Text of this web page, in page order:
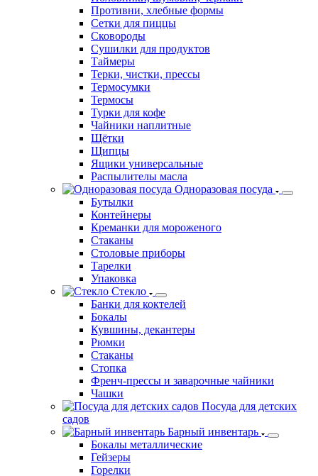
Противни, хлебные формы
Сетки для пиццы
Сковороды
Сушилки для продуктов
Таймеры
Терки, чистки, прессы
Термосумки
Термосы
Турки для кофе
Чайники наплитные
Щётки
Щипцы
Ящики универсальные
Распылителы масла
Одноразовая посуда
Бутылки
Контейнеры
Креманки для мороженого
Стаканы
Столовые приборы
Тарелки
Упаковка
Стекло
Банки для коктелей
Бокалы
Кувшины, декантеры
Рюмки
Стаканы
Стопка
Френч-прессы и заварочные чайники
Чашки
Посуда для детских
садов
Барный инвентарь
Бокалы металлические
Гейзеры
Горелки